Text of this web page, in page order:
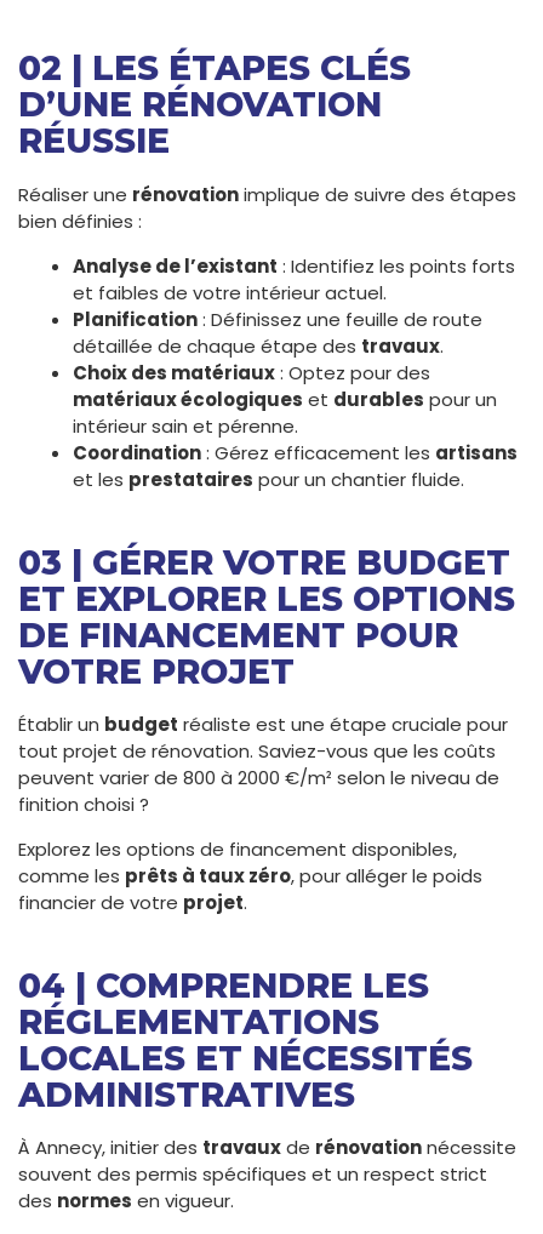
02 | LES ÉTAPES CLÉS
D’UNE RÉNOVATION
RÉUSSIE
Réaliser une rénovationimplique de suivre des étapes
bien définies :
Analyse de l’existant : Identifiez les points forts
et faibles de votre intérieur actuel.
Planification: Définissez une feuille de route
détaillée de chaque étape des travaux.
Choix des matériaux: Optez pour des
matériaux écologiques et durables pour un
intérieur sain et pérenne.
Coordination: Gérez efficacement les artisans
et les prestataires pour un chantier fluide.
03 | GÉRER VOTRE BUDGET
ET EXPLORER LES OPTIONS
DE FINANCEMENT POUR
VOTRE PROJET
Établir un budget réaliste est une étape cruciale pour
tout projet de rénovation. Saviez-vous que les coûts
peuvent varier de 800 à 2000 €/m² selon le niveau de
finition choisi ?
Explorez les options de financement disponibles,
comme les prêts à taux zéro, pour alléger le poids
financier de votre projet.
04 | COMPRENDRE LES
RÉGLEMENTATIONS
LOCALES ET NÉCESSITÉS
ADMINISTRATIVES
À Annecy, initier des travauxde rénovationnécessite
souvent des permis spécifiques et un respect strict
des normes en vigueur.